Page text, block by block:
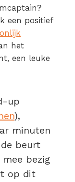
een positief
het
een leuke
up
),
minuten
beurt
bezig
op dit